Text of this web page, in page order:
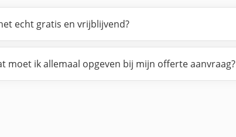
echt gratis en vrijblijvend?
moet ik allemaal opgeven bij mijn offerte aanvraag?